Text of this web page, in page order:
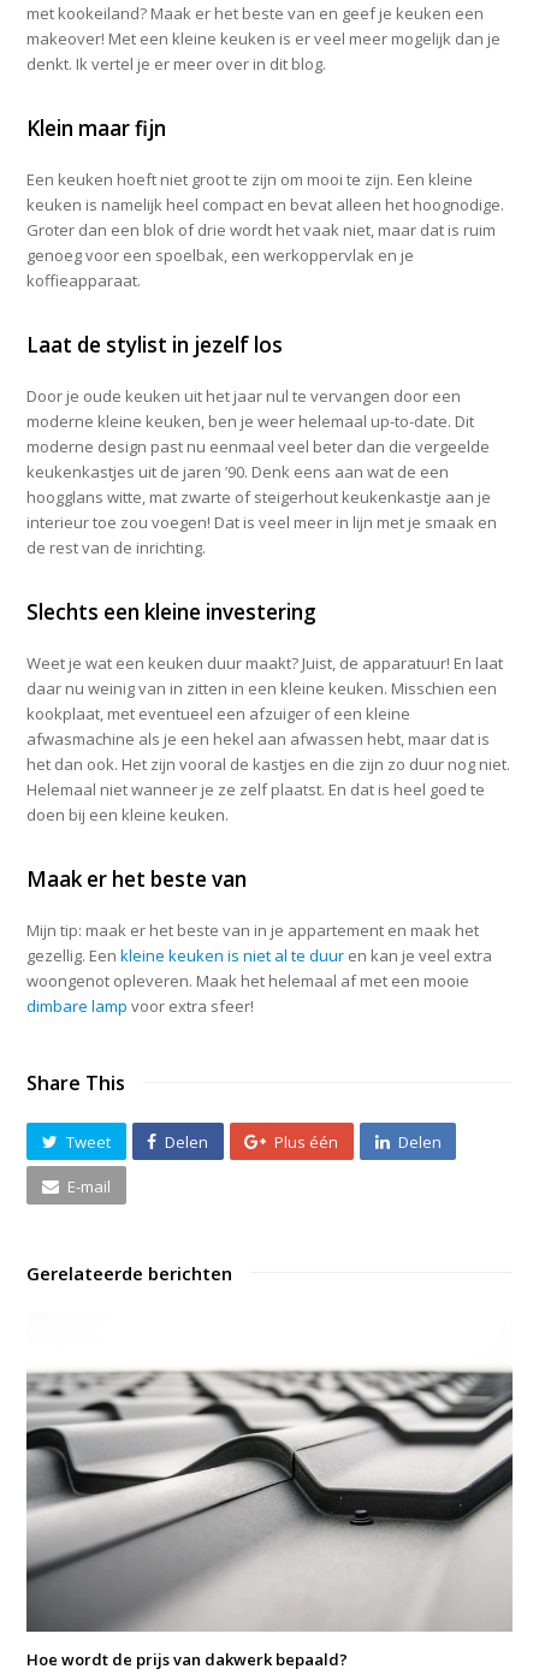
met kookeiland? Maak er het beste van en geef je keuken een
makeover! Met een kleine keuken is er veel meer mogelijk dan je
denkt. Ik vertel je er meer over in dit blog.
Klein maar fijn
Een keuken hoeft niet groot te zijn om mooi te zijn. Een kleine
keuken is namelijk heel compact en bevat alleen het hoognodige.
Groter dan een blok of drie wordt het vaak niet, maar dat is ruim
genoeg voor een spoelbak, een werkoppervlak en je
koffieapparaat.
Laat de stylist in jezelf los
Door je oude keuken uit het jaar nul te vervangen door een
moderne kleine keuken, ben je weer helemaal up-to-date. Dit
moderne design past nu eenmaal veel beter dan die vergeelde
keukenkastjes uit de jaren ’90. Denk eens aan wat de een
hoogglans witte, mat zwarte of steigerhout keukenkastje aan je
interieur toe zou voegen! Dat is veel meer in lijn met je smaak en
de rest van de inrichting.
Slechts een kleine investering
Weet je wat een keuken duur maakt? Juist, de apparatuur! En laat
daar nu weinig van in zitten in een kleine keuken. Misschien een
kookplaat, met eventueel een afzuiger of een kleine
afwasmachine als je een hekel aan afwassen hebt, maar dat is
het dan ook. Het zijn vooral de kastjes en die zijn zo duur nog niet.
Helemaal niet wanneer je ze zelf plaatst. En dat is heel goed te
doen bij een kleine keuken.
Maak er het beste van
Mijn tip: maak er het beste van in je appartement en maak het
gezellig. Eenkleine keuken is niet al te duur en kan je veel extra
woongenot opleveren. Maak het helemaal af met een mooie
dimbare lamp voor extra sfeer!
Share This
Tweet Delen Plus één Delen
E-mail
Gerelateerde berichten
Hoe wordt de prijs van dakwerk bepaald?